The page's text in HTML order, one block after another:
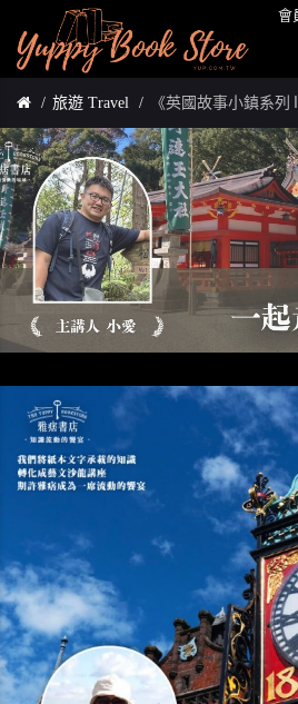
會
旅遊 Travel 《英國故事小鎮系